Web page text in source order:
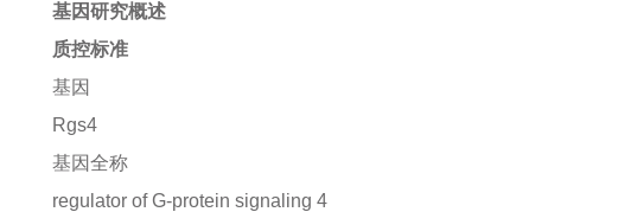
基因研究概述
质控标准
基因
Rgs4
基因全称
regulator of G-protein signaling 4